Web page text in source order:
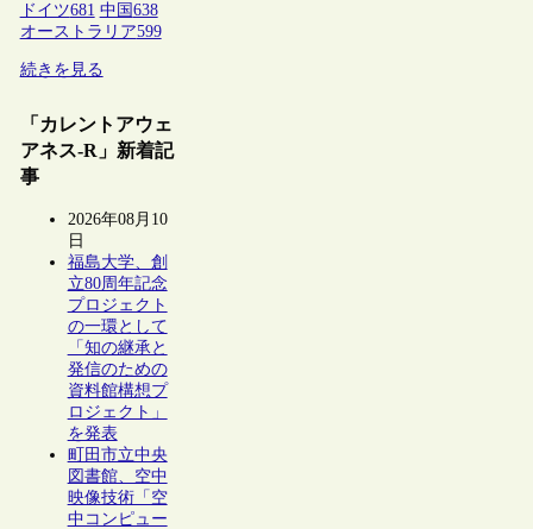
ドイツ681 中国 638
オーストラリア599
続きを見る
「カレントアウェ
アネス-R」新着記
事
2026年08月10
日
福島大学、創
立80周年記念
プロジェクト
の一環として
「知の継承と
発信のための
資料館構想プ
ロジェクト」
を発表
町田市立中央
図書館、空中
映像技術「空
中コンピュー